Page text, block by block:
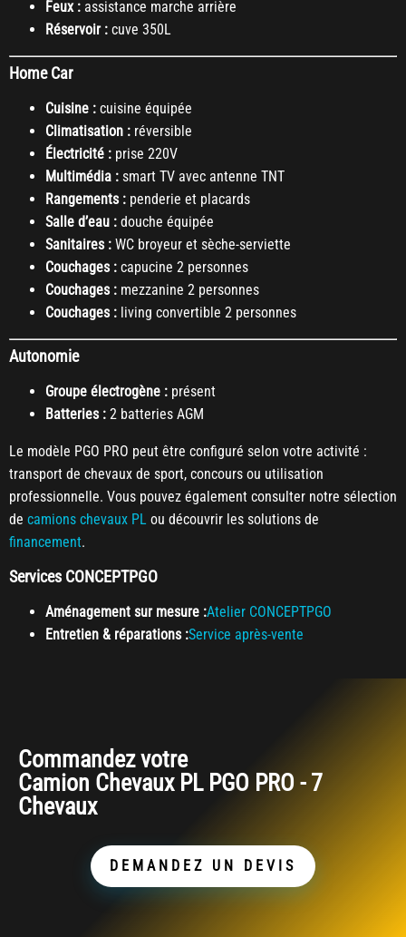
Feux : assistance marche arrière
Réservoir : cuve 350L
Home Car
Cuisine : cuisine équipée
Climatisation : réversible
Électricité : prise 220V
Multimédia : smart TV avec antenne TNT
Rangements : penderie et placards
Salle d’eau : douche équipée
Sanitaires : WC broyeur et sèche-serviette
Couchages : capucine 2 personnes
Couchages : mezzanine 2 personnes
Couchages : living convertible 2 personnes
Autonomie
Groupe électrogène : présent
Batteries : 2 batteries AGM
Le modèle PGO PRO peut être configuré selon votre activité :
transport de chevaux de sport, concours ou utilisation
professionnelle. Vous pouvez également consulter notre sélection
de camions chevaux PL ou découvrir les solutions de
financement.
Services CONCEPTPGO
Aménagement sur mesure :Atelier CONCEPTPGO
Entretien & réparations :Service après-vente
Commandez votre
Camion Chevaux PL PGO PRO - 7
Chevaux
DEMANDEZ UN DEVIS